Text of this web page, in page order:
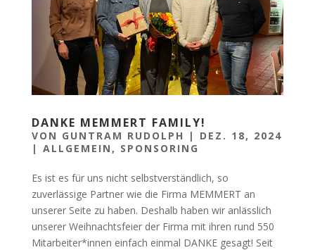
DANKE MEMMERT FAMILY!
VON GUNTRAM RUDOLPH | DEZ. 18, 2024
| ALLGEMEIN , SPONSORING
Es ist es für uns nicht selbstverständlich, so
zuverlässige Partner wie die Firma MEMMERT an
unserer Seite zu haben. Deshalb haben wir anlässlich
unserer Weihnachtsfeier der Firma mit ihren rund 550
Mitarbeiter*innen einfach einmal DANKE gesagt! Seit